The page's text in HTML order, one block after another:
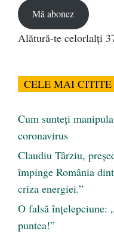
Mă abonez
Alătură-te celorlalți
CELE MAI CITITE
Cum sunteți
coronavirus
Claudiu Târziu,
împinge România
criza energiei.”
O falsă înțelepciune:
puntea!”